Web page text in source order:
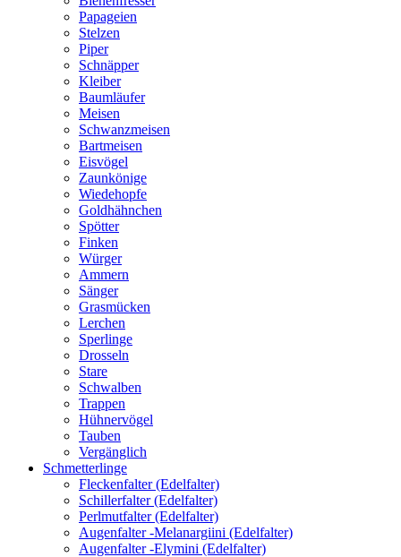
Papageien
Stelzen
Piper
Schnäpper
Kleiber
Baumläufer
Meisen
Schwanzmeisen
Bartmeisen
Eisvögel
Zaunkönige
Wiedehopfe
Goldhähnchen
Spötter
Finken
Würger
Ammern
Sänger
Grasmücken
Lerchen
Sperlinge
Drosseln
Stare
Schwalben
Trappen
Hühnervögel
Tauben
Vergänglich
Schmetterlinge
Fleckenfalter (Edelfalter)
Schillerfalter (Edelfalter)
Perlmutfalter (Edelfalter)
Augenfalter -Melanargiini (Edelfalter)
Augenfalter -Elymini (Edelfalter)